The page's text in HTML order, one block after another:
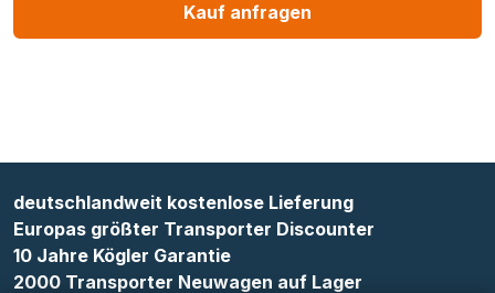
Kauf anfragen
deutschlandweit kostenlose Lieferung
Europas größter Transporter Discounter
10 Jahre Kögler Garantie
2000 Transporter Neuwagen auf Lager